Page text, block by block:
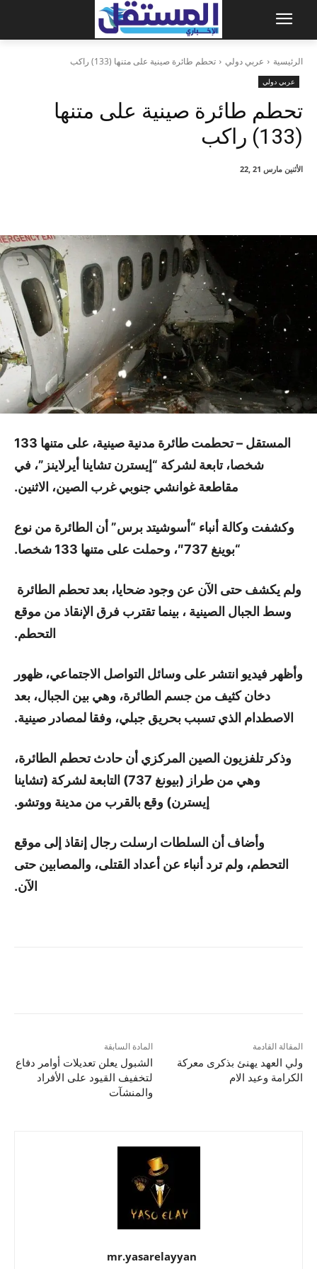
الرئيسية عربي دولي تحطم طائرة صينية على متنها (133) راكب
عربي دولي
تحطم طائرة صينية على متنها
(133) راكب
الأثنين مارس 21 ,22
المستقل – تحطمت طائرة مدنية صينية، على متنها 133
شخصا، تابعة لشركة “إيسترن تشاينا أيرلاينز”، في
مقاطعة غوانشي جنوبي غرب الصين، الاثنين.
وكشفت وكالة أنباء “أسوشيتد برس” أن الطائرة من نوع
“بوينغ 737″، وحملت على متنها 133 شخصا.
ولم يكشف حتى الآن عن وجود ضحايا، بعد تحطم الطائرة
وسط الجبال الصينية ، بينما تقترب فرق الإنقاذ من موقع
التحطم.
وأظهر فيديو انتشر على وسائل التواصل الاجتماعي، ظهور
دخان كثيف من جسم الطائرة، وهي بين الجبال، بعد
الاصطدام الذي تسبب بحريق جبلي، وفقا لمصادر صينية.
وذكر تلفزيون الصين المركزي أن حادث تحطم الطائرة،
وهي من طراز (بيونغ 737) التابعة لشركة (تشاينا
إيسترن) وقع بالقرب من مدينة ووتشو.
وأضاف أن السلطات ارسلت رجال إنقاذ إلى موقع
التحطم، ولم ترد أنباء عن أعداد القتلى، والمصابين حتى
الآن.
المادة السابقة
الشبول يعلن تعديلات أوامر دفاع
لتخفيف القيود على الأفراد
والمنشآت
المقالة القادمة
ولي العهد يهنئ بذكرى معركة
الكرامة وعيد الام
mr.yasarelayyan